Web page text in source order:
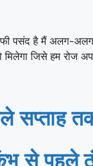
पसंद है मैं अलग-अलग
मिलेगा जिसे हम रोज
सप्ताह
से पहले